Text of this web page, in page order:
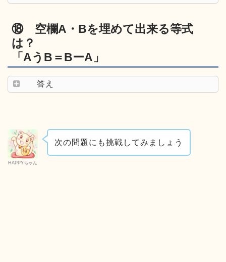
⑱ 空欄A・Bを埋めて出来る等式
は？
「AうB＝BーA」
答え
HAPPYちゃん
次の問題にも挑戦してみましょう